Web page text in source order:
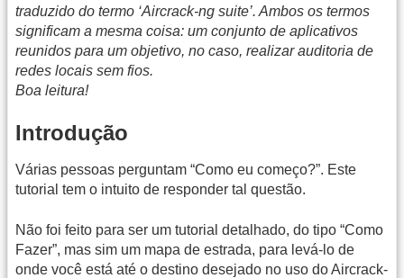
traduzido do termo ‘Aircrack-ng suite’. Ambos os termos
significam a mesma coisa: um conjunto de aplicativos
reunidos para um objetivo, no caso, realizar auditoria de
redes locais sem fios.
Boa leitura!
Introdução
Várias pessoas perguntam “Como eu começo?”. Este
tutorial tem o intuito de responder tal questão.
Não foi feito para ser um tutorial detalhado, do tipo “Como
Fazer”, mas sim um mapa de estrada, para levá-lo de
onde você está até o destino desejado no uso do Aircrack-